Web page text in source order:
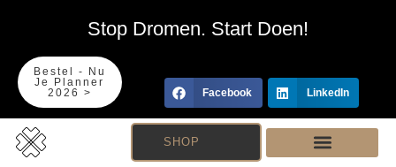
Stop Dromen. Start Doen!
Bestel - Nu
Je Planner
2026 >
Facebook LinkedIn
SHOP